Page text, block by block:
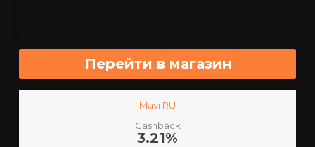
Перейти в магазин
Mavi RU
Cashback
3.21%